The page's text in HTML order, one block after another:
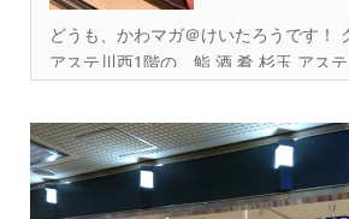
どうも、かわマガ＠けいたろうです！
アステ川西1階の、鮨 酒 肴 杉玉 アステ